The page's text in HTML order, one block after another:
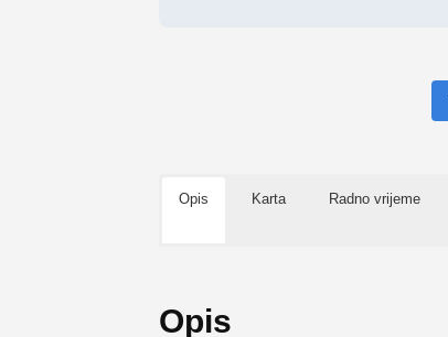
Opis Karta Radno vrijeme
Opis